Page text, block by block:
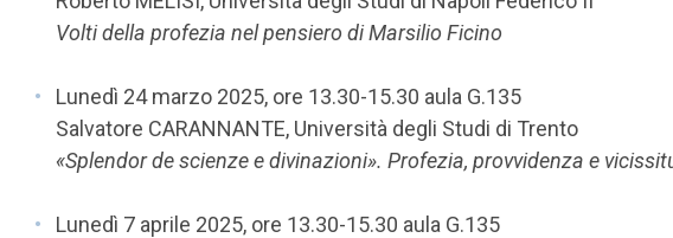
Volti della profezia nel pensiero di Marsilio Ficino
Lunedì 24 marzo 2025, ore 13.30-15.30 aula G.135
Salvatore CARANNANTE, Università degli Studi di Trento
«Splendor de scienze e divinazioni». Profezia, provvidenza e
Lunedì 7 aprile 2025, ore 13.30-15.30 aula G.135